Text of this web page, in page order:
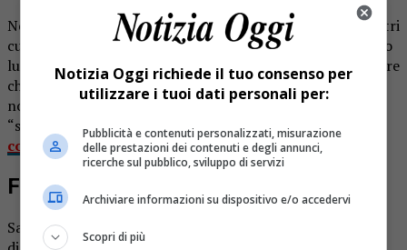
Nella giornata di oggi, venerdì 28 ottobre, circa 8mila metri
cubi di neve saranno stesi per realizzare una pista di fondo
lunga due chilometri e mezzo: la prima pista nel suo genere
che apre in Piemonte. Accade a Riale, in Ossola, un centro
non lontano dalle famose cascate del Toce: qui verrà
“spacchettata”la neve stoccata a fine inverno e
conservata durante tutta l’estate.
Fine settimana sugli sci
Sabato e domenica la pista sarà aperta e messa a
Notizia Oggi richiede il tuo consenso per
utilizzare i tuoi dati personali per:
Pubblicità e contenuti personalizzati, misurazione
delle prestazioni dei contenuti e degli annunci,
ricerche sul pubblico, sviluppo di servizi
Archiviare informazioni su dispositivo e/o accedervi
Scopri di più